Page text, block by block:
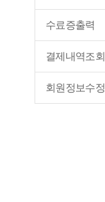
수료증출력
결제내역조회
회원정보수정